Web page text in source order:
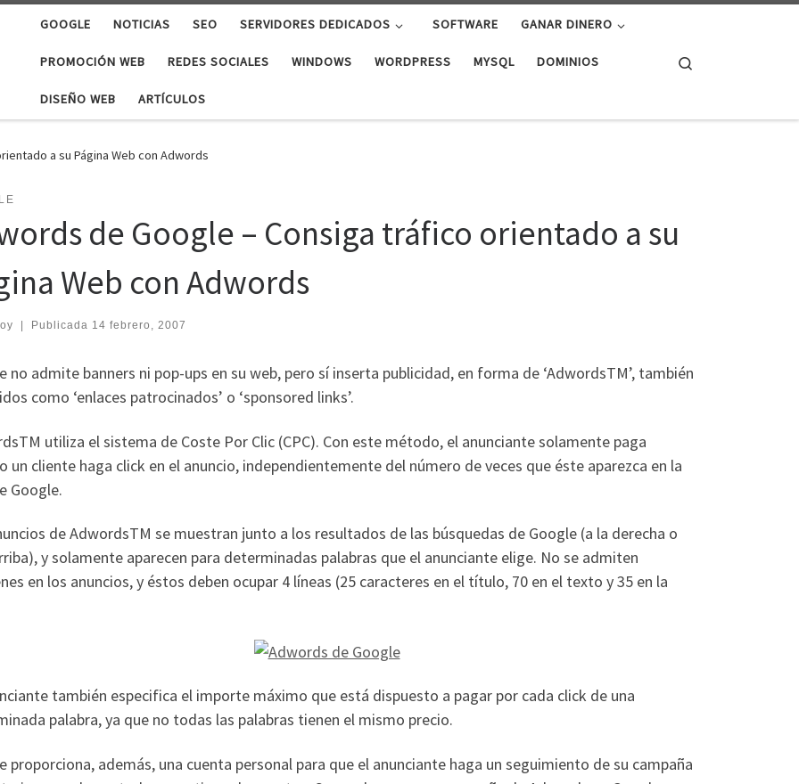
GOOGLE NOTICIAS SEO SERVIDORES DEDICADOS SOFTWARE GANAR DINERO
PROMOCIÓN WEB REDES SOCIALES WINDOWS WORDPRESS MYSQL DOMINIOS
DISEÑO WEB ARTÍCULOS
a su Página Web con Adwords
de Google – Consiga tráfico orientado a su
Web con Adwords
Publicada 14 febrero, 2007
no admite banners ni pop-ups en su web, pero sí inserta publicidad, en forma de ‘AdwordsTM’, también
como ‘enlaces patrocinados’ o ‘sponsored links’.
utiliza el sistema de Coste Por Clic (CPC). Con este método, el anunciante solamente paga
un cliente haga click en el anuncio, independientemente del número de veces que éste aparezca en la
Google.
de AdwordsTM se muestran junto a los resultados de las búsquedas de Google (a la derecha o
y solamente aparecen para determinadas palabras que el anunciante elige. No se admiten
en los anuncios, y éstos deben ocupar 4 líneas (25 caracteres en el título, 70 en el texto y 35 en la
también especifica el importe máximo que está dispuesto a pagar por cada click de una
palabra, ya que no todas las palabras tienen el mismo precio.
proporciona, además, una cuenta personal para que el anunciante haga un seguimiento de su campaña